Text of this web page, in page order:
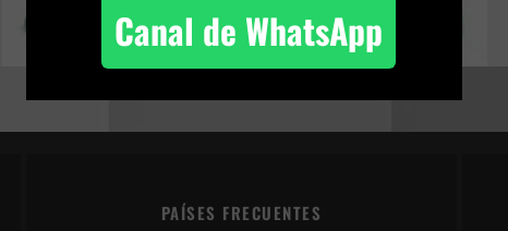
PAÍSES FRECUENTES
Canal de WhatsApp